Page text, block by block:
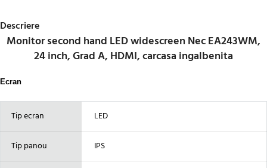
Descriere
Monitor second hand LED widescreen Nec EA243WM,
24 inch, Grad A, HDMI, carcasa ingalbenita
Ecran
Tip ecran LED
Tip panou IPS